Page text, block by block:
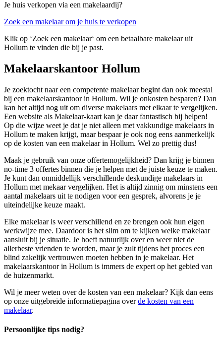
Je huis verkopen via een makelaardij?
Zoek een makelaar om je huis te verkopen
Klik op ‘Zoek een makelaar‘ om een betaalbare makelaar uit
Hollum te vinden die bij je past.
Makelaarskantoor Hollum
Je zoektocht naar een competente makelaar begint dan ook meestal
bij een makelaarskantoor in Hollum. Wil je onkosten besparen? Dan
kan het altijd nog uit om diverse makelaars met elkaar te vergelijken.
Een website als Makelaar-kaart kan je daar fantastisch bij helpen!
Op die wijze weet je dat je niet alleen met vakkundige makelaars in
Hollum te maken krijgt, maar bespaar je ook nog eens aanmerkelijk
op de kosten van een makelaar in Hollum. Wel zo prettig dus!
Maak je gebruik van onze offertemogelijkheid? Dan krijg je binnen
no-time 3 offertes binnen die je helpen met de juiste keuze te maken.
Je kunt dan onmiddellijk verschillende deskundige makelaars in
Hollum met mekaar vergelijken. Het is altijd zinnig om minstens een
aantal makelaars uit te nodigen voor een gesprek, alvorens je je
uiteindelijke keuze maakt.
Elke makelaar is weer verschillend en ze brengen ook hun eigen
werkwijze mee. Daardoor is het slim om te kijken welke makelaar
aansluit bij je situatie. Je hoeft natuurlijk over en weer niet de
allerbeste vrienden te worden, maar je zult tijdens het proces een
blind zakelijk vertrouwen moeten hebben in je makelaar. Het
makelaarskantoor in Hollum is immers de expert op het gebied van
de huizenmarkt.
Wil je meer weten over de kosten van een makelaar? Kijk dan eens
op onze uitgebreide informatiepagina overde kosten van een
makelaar.
Persoonlijke tips nodig?